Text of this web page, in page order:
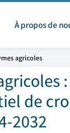
À propos de
agricoles
de
2032